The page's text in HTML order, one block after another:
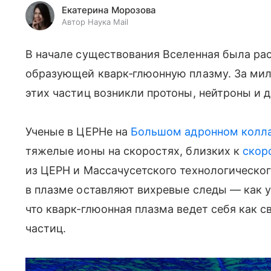
Екатерина Морозова
Автор Наука Mail
В начале существования Вселенная была
образующей кварк‑глюонную плазму. За
этих частиц возникли протоны, нейтроны и
Ученые в ЦЕРНе на Большом адронном
тяжелые ионы на скоростях, близких к
из ЦЕРН и Массачусетского
в плазме оставляют вихревые следы — как
что кварк‑глюонная плазма ведет себя как
частиц.